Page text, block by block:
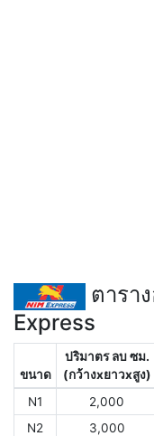
ตารา
Express
ขนาด
ปริมาตร ลบ ซม.
(กว้างxยาวxสูง)
N1
2,000
N2
3,000